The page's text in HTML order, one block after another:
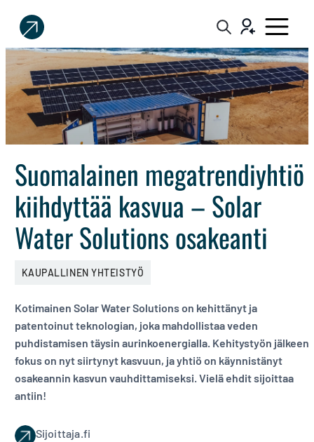
Sijoittaja.fi
Tee
parempia
sijoituspäätöksiä
Suomalainen megatrendiyhtiö
kiihdyttää kasvua – Solar
Water Solutions osakeanti
KAUPALLINEN YHTEISTYÖ
Kotimainen Solar Water Solutions on kehittänyt ja
patentoinut teknologian, joka mahdollistaa veden
puhdistamisen täysin aurinkoenergialla. Kehitystyön jälkeen
fokus on nyt siirtynyt kasvuun, ja yhtiö on käynnistänyt
osakeannin kasvun vauhdittamiseksi. Vielä ehdit sijoittaa
antiin!
Sijoittaja.fi